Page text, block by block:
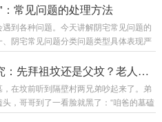
和理气同等重要，缺一不可形峦...
善的行为对祖先和后代的福报阴德与阳
报荫及子孙二、阴德如何影响阴宅阴德
能替代风水，但可以增强风水效果。阴
果一般阴德的积累方式祖先积阴...
常见问题的处理方法
到各种问题。今天讲解阴宅常见问题的
阴宅常见问题分类问题类型具体表现严
斜、裂缝中等环境问题杂草丛生、水浸
下降、异象较重周边问题新建建筑、道路
：地基不稳水土流失年久失修处理方
解决水土流失问题问题二：墓碑裂缝原
上坟顺序有讲究：先拜祖坟还是父坟？老人说拜错损三代福运，真不是迷信
在坟前听到隔壁村两兄弟吵起来了。弟
，哥哥到了一看脸就黑了：“咱爸的墓磕
”弟弟觉得哥哥小题大做：“爸妈近，肯